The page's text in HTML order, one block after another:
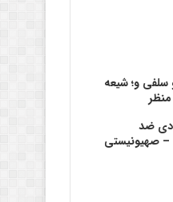
سلفی و؛ شیعه
ضد
– صهیونیستی